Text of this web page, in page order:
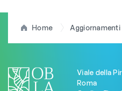
Home Aggiornamenti
Viale della
Roma